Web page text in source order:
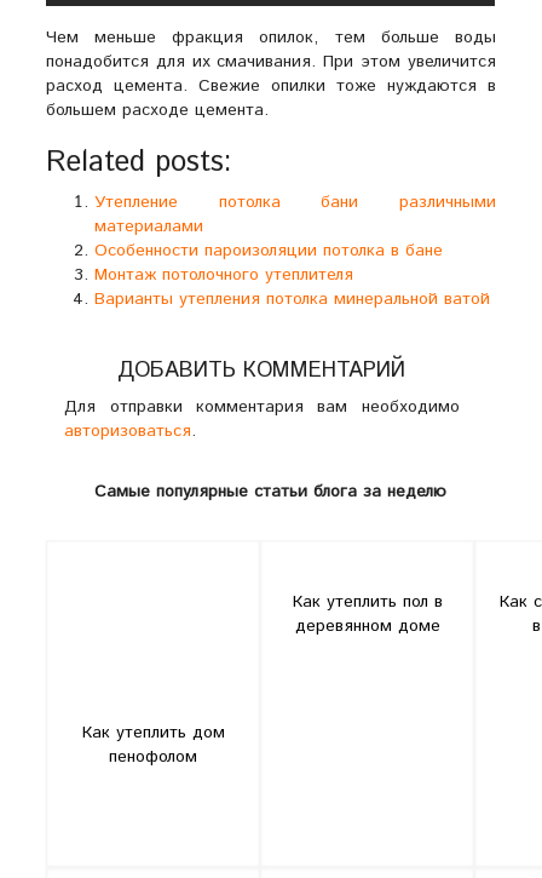
Чем меньше фракция опилок, тем больше воды
понадобится для их смачивания. При этом увеличится
расход цемента. Свежие опилки тоже нуждаются в
большем расходе цемента.
Related posts:
Утепление потолка бани различными
материалами
Особенности пароизоляции потолка в бане
Монтаж потолочного утеплителя
Варианты утепления потолка минеральной ватой
ДОБАВИТЬ КОММЕНТАРИЙ
Для отправки комментария вам необходимо
авторизоваться.
Самые популярные статьи блога за неделю
Как утеплить дом
пенофолом
Как утеплить пол в
деревянном доме
Как